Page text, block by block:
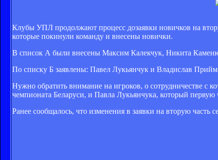
Клубы УПЛ продолжают процесс дозаявки новичков на
которые покинули команду и внесены новички.
В список А были внесены Максим Калекчук, Никита
По списку Б заявлены: Павел Лукьянчук и Владислав
Нужно обратить внимание на игроков, о сотрудничестве с
чемпионата Беларуси, и Павла Лукьянчука, который
Ранее сообщалось, что изменения в заявки на вторую